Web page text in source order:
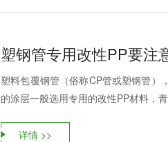
塑钢管专用改性PP要注
塑料包覆钢管（俗称CP管或塑钢管）
的涂层一般选用专用的改性PP材料，
详情 >>